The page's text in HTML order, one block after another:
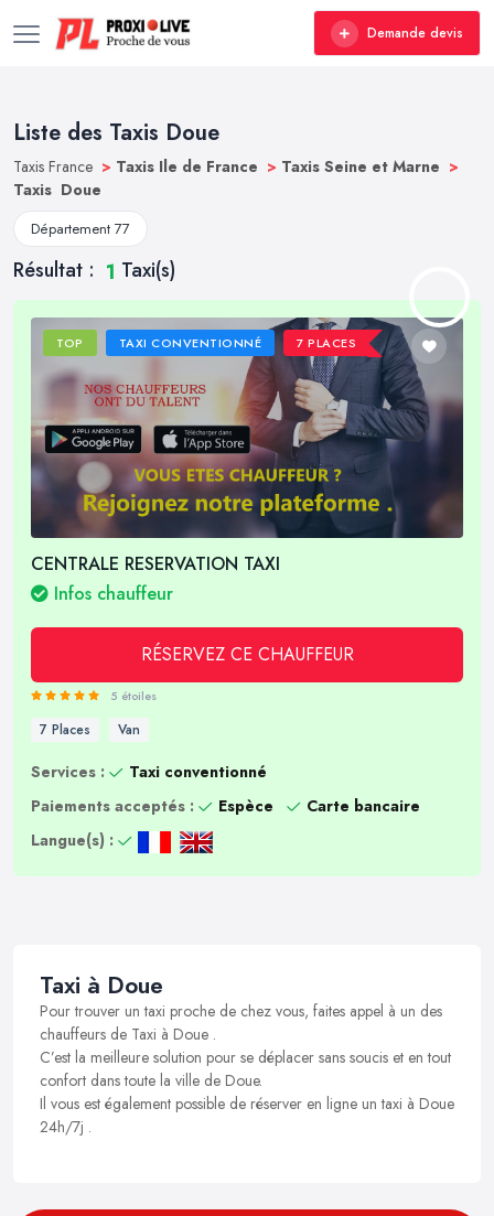
Demande devis
Liste des Taxis Doue
Taxis France > Taxis Ile de France > Taxis Seine et Marne >
Taxis Doue
Département 77
Résultat : 1 Taxi(s)
TOP TAXI CONVENTIONNÉ 7 PLACES
CENTRALE RESERVATION TAXI
Infos chauffeur
RÉSERVEZ CE CHAUFFEUR
5 étoiles
7 Places Van
Services :
Taxi conventionné
Paiements acceptés :
Espèce
Carte bancaire
Langue(s) :
Taxi à Doue
Pour trouver un taxi proche de chez vous, faites appel à un des
chauffeurs de Taxi à Doue .
C’est la meilleure solution pour se déplacer sans soucis et en tout
confort dans toute la ville de Doue.
Il vous est également possible de réserver en ligne un taxi à Doue
24h/7j .